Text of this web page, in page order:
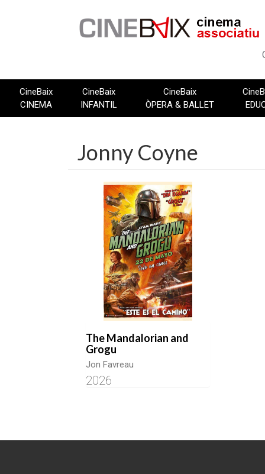
CineBaix
CINEMA
CineBaix
INFANTIL
CineBaix
ÒPERA & BALLET
Jonny Coyne
The Mandalorian and
Grogu
Jon Favreau
2026